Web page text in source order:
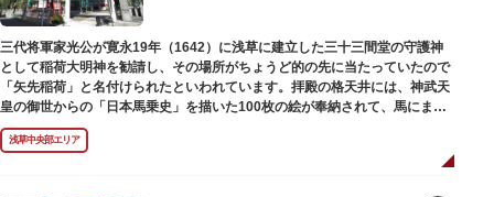
三代将軍家光公が寛永19年（1642）に浅草に建立した三十三間堂の守護神
として稲荷大明神を勧請し、その場所がちょうど的の先に当たっていたので
「矢先稲荷」と名付けられたといわれています。拝殿の格天井には、神武天
皇の御世からの「日本馬乗史」を描いた100枚の絵が奉納されて、馬にまつ
わる歴史が一目瞭然に理解できます。
浅草中央部エリア